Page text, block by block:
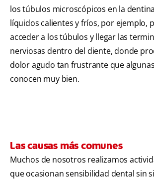
los túbulos microscópicos en la
líquidos calientes y fríos, por ejemplo,
acceder a los túbulos y llegar las
nerviosas dentro del diente, donde
dolor agudo tan frustrante que
conocen muy bien.
Las causas más comunes
Muchos de nosotros realizamos
que ocasionan sensibilidad dental sin